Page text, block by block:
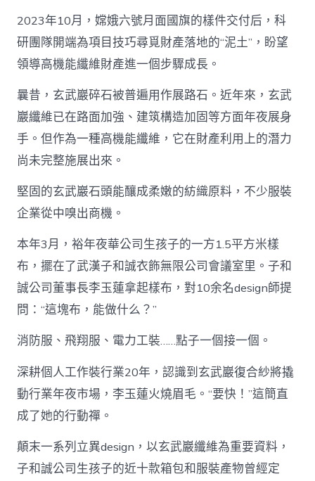
2023年10月，嫦娥六號月面國旗的樣件交付后，科
研團隊開端為項目技巧尋覓財產落地的“泥土”，盼望
領導高機能纖維財產進一個步驟成長。
曩昔，玄武巖碎石被普遍用作展路石。近年來，玄武
巖纖維已在路面加強、建筑構造加固等方面年夜展身
手。但作為一種高機能纖維，它在財產利用上的潛力
尚未完整施展出來。
堅固的玄武巖石頭能釀成柔嫩的紡織原料，不少服裝
企業從中嗅出商機。
本年3月，裕年夜華公司生孩子的一方1.5平方米樣
布，擺在了武漢子和誠衣飾無限公司會議室里。子和
誠公司董事長李玉蓮拿起樣布，對10余名design師提
問：“這塊布，能做什么？”
消防服、飛翔服、電力工裝……點子一個接一個。
深耕個人工作裝行業20年，認識到玄武巖復合紗將撬
動行業年夜市場，李玉蓮火燒眉毛。“要快！”這簡直
成了她的行動禪。
顛末一系列立異design，以玄武巖纖維為重要資料，
子和誠公司生孩子的近十款箱包和服裝產物曾經定